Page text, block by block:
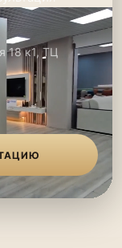
18 к1, ТЦ